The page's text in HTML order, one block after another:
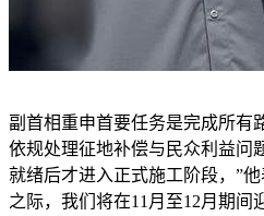
副首相重申首要任务是完成所有
依规处理征地补偿与民众利益问
就绪后才进入正式施工阶段，”
之际，我们将在11月至12月期间